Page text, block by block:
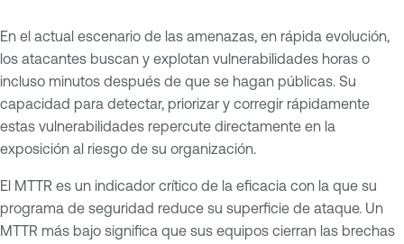
En el actual escenario de las amenazas, en rápida evolución,
los atacantes buscan y explotan vulnerabilidades horas o
incluso minutos después de que se hagan públicas. Su
capacidad para detectar, priorizar y corregir rápidamente
estas vulnerabilidades repercute directamente en la
exposición al riesgo de su organización.
El MTTR es un indicador crítico de la eficacia con la que su
programa de seguridad reduce su superficie de ataque. Un
MTTR más bajo significa que sus equipos cierran las brechas